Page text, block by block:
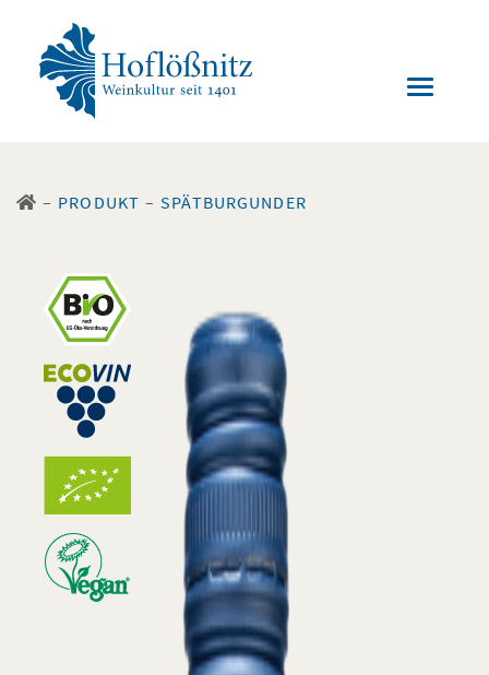
– PRODUKT – SPÄTBURGUNDER